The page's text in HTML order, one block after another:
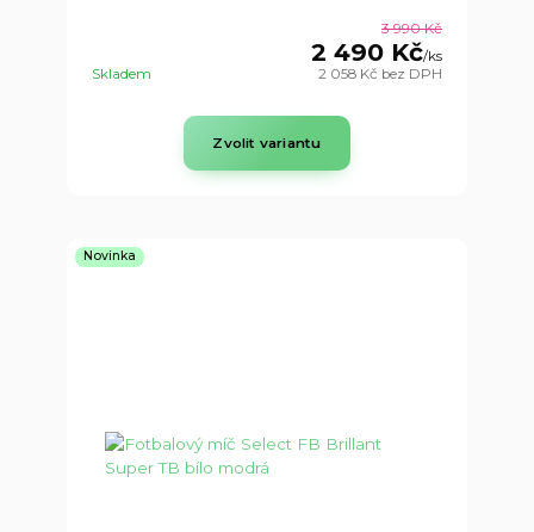
3 990 Kč
2 490 Kč/ks
2 058 Kč bez DPH
Skladem
Zvolit variantu
Novinka